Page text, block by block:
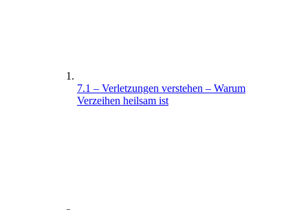
7.1 – Verletzungen verstehen – Warum
Verzeihen heilsam ist